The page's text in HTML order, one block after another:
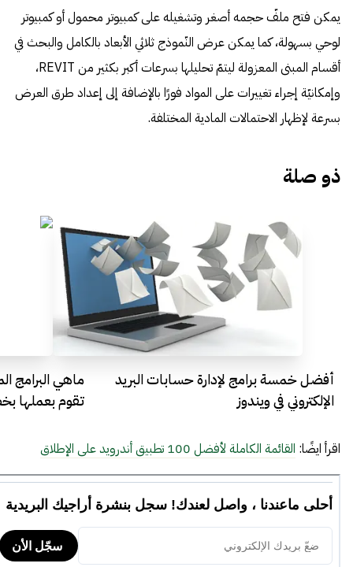
يمكن فتح ملفّ حجمه أصغر وتشغيله على كمبيوتر محمول أو كمبيوتر
لوحي بسهولة، كما يمكن عرض النّموذج ثلاثي الأبعاد بالكامل والبحث في
أقسام المبنى المعزولة ليتمّ تحليلها بسرعات أكبر بكثير من REVIT،
وإمكانيّة إجراء تغييرات على المواد فورًا بالإضافة إلى إعداد طرق العرض
بسرعة لإظهار الاحتمالات المادية المختلفة.
ذو صلة
أفضل خمسة برامج لإدارة حسابات البريد
الإلكتروني في ويندوز
تقوم بعملها
اقرأ ايضًا: القائمة الكاملة لأفضل 100 تطبيق أندرويد على الإطلاق